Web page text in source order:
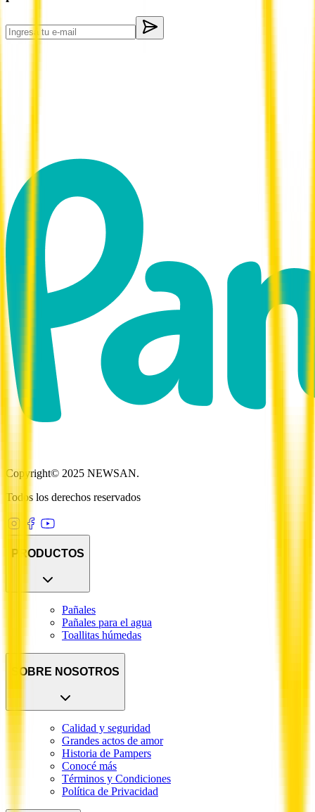
Copyright© 2025 NEWSAN.
Todos los derechos reservados
PRODUCTOS
Pañales
Pañales para el agua
Toallitas húmedas
SOBRE NOSOTROS
Calidad y seguridad
Grandes actos de amor
Historia de Pampers
Conocé más
Términos y Condiciones
Política de Privacidad